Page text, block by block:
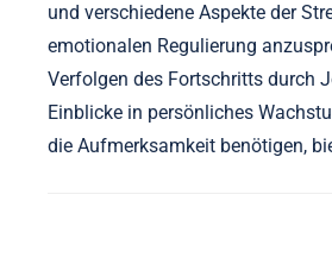
und verschiedene Aspekte der
emotionalen Regulierung
Verfolgen des Fortschritts durch
Einblicke in persönliches
die Aufmerksamkeit benötigen,